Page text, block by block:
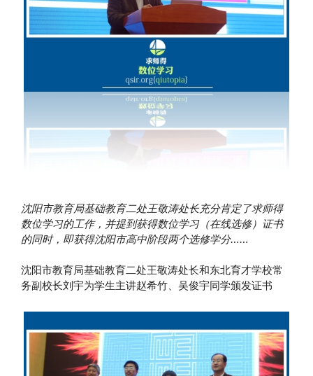
沈阳市教育局基础教育二处王敬涛处长充分肯定了求师得
数位学习的工作，并提到获得数位学习（在线选修）证书
的同时，即获得沈阳市高中阶段两个选修学分……
沈阳市教育局基础教育二处王敬涛处长和东北育才学校常
务副校长刘宇为学生主讲赵希竹、吴俊宇同学颁发证书